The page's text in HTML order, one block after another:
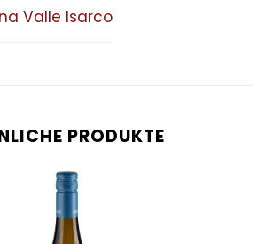
Valle Isarco
PRODUKTE